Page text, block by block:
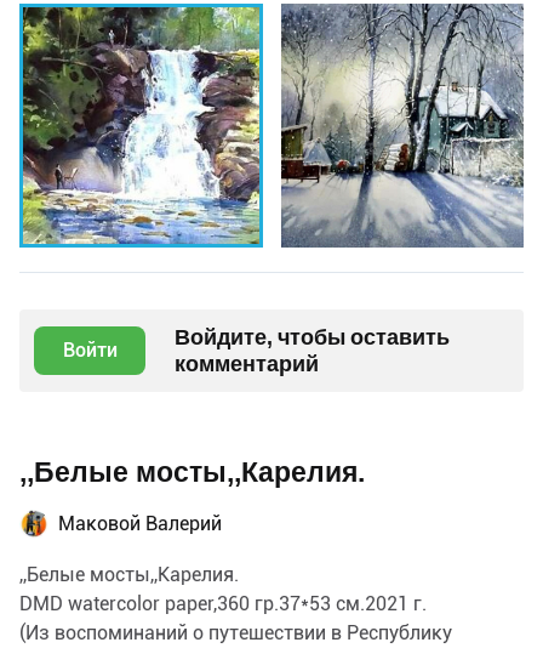
Войти
Войдите, чтобы оставить
комментарий
,,Белые мосты,,Карелия.
Маковой Валерий
,,Белые мосты,,Карелия.
DMD watercolor paper,360 гр.37*53 см.2021 г.
(Из воспоминаний о путешествии в Республику